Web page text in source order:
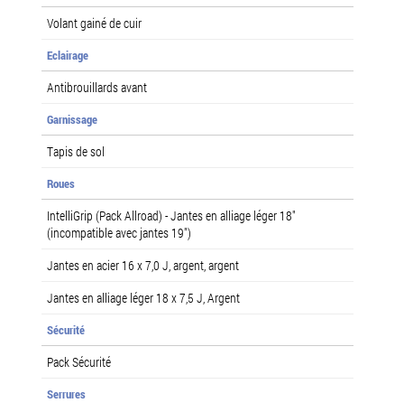
Volant gainé de cuir
Eclairage
Antibrouillards avant
Garnissage
Tapis de sol
Roues
IntelliGrip (Pack Allroad) - Jantes en alliage léger 18"
(incompatible avec jantes 19")
Jantes en acier 16 x 7,0 J, argent, argent
Jantes en alliage léger 18 x 7,5 J, Argent
Sécurité
Pack Sécurité
Serrures